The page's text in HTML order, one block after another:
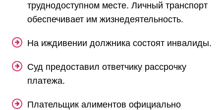
труднодоступном месте. Личный транспорт
обеспечивает им жизнедеятельность.
На иждивении должника состоят инвалиды.
Суд предоставил ответчику рассрочку
платежа.
Плательщик алиментов официально